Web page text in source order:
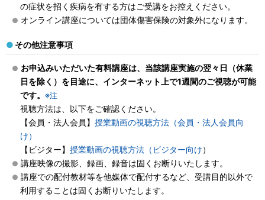
の症状を招く疾病を有する方はご受講をお控えください。
オンライン講座については団体傷害保険の対象外になります。
その他注意事項
お申込みいただいた有料講座は、当該講座実施の翌々日（休業
日を除く）を目途に、インターネット上で1週間のご視聴が可能
です。 ※注
視聴方法は、以下をご確認ください。
【会員・法人会員】 授業動画の視聴方法（会員・法人会員向
け）
【ビジター】 授業動画の視聴方法（ビジター向け）
講座映像の撮影、録画、録音は固くお断りいたします。
講座での配付教材等を他媒体で配付するなど、受講目的以外で
利用することは固くお断りいたします。